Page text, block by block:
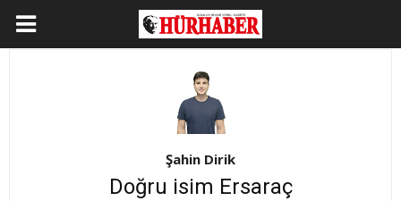
Şahin Dirik
Doğru isim Ersaraç